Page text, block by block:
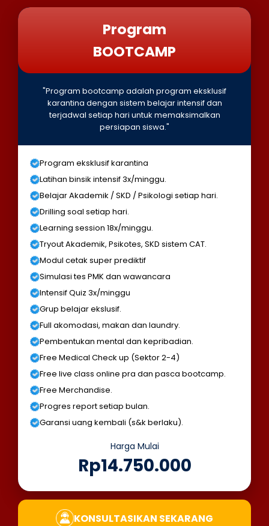
Program
BOOTCAMP
"Program bootcamp adalah program eksklusif
karantina dengan sistem belajar intensif dan
terjadwal setiap hari untuk memaksimalkan
persiapan siswa."
Program eksklusif karantina
Latihan binsik intensif 3x/minggu.
Belajar Akademik / SKD / Psikologi setiap hari.
Drilling soal setiap hari.
Learning session 18x/minggu.
Tryout Akademik, Psikotes, SKD sistem CAT.
Modul cetak super prediktif
Simulasi tes PMK dan wawancara
Intensif Quiz 3x/minggu
Grup belajar ekslusif.
Full akomodasi, makan dan laundry.
Pembentukan mental dan kepribadian.
Free Medical Check up (Sektor 2-4)
Free live class online pra dan pasca bootcamp.
Free Merchandise.
Progres report setiap bulan.
Garansi uang kembali (s&k berlaku).
Harga Mulai
Rp14.750.000
KONSULTASIKAN SEKARANG